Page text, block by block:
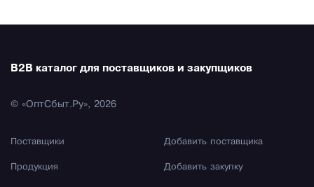
B2B каталог для поставщиков и закупщиков
© «ОптСбыт.Ру», 2026
Поставщики
Продукция
Добавить поставщика
Добавить закупку